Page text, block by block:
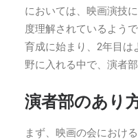
においては、映画演技
度理解されているよう
育成に始まり、2年目は
野に入れる中で、演者
演者部のあり
まず、映画の会におけ